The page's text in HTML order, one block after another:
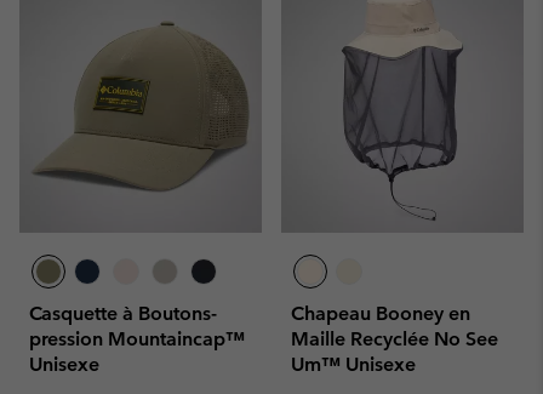
Casquette à Boutons-
pression Mountaincap™
Unisexe
Chapeau Booney en
Maille Recyclée No See
Um™ Unisexe